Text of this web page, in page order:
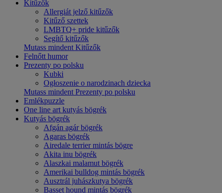
Kitűzők
Allergiát jelző kitűzők
Kitűző szettek
LMBTQ+ pride kitűzők
Segítő kitűzők
Mutass mindent Kitűzők
Felnőtt humor
Prezenty po polsku
Kubki
Ogłoszenie o narodzinach dziecka
Mutass mindent Prezenty po polsku
Emlékpuzzle
One line art kutyás bögrék
Kutyás bögrék
Afgán agár bögrék
Agaras bögrék
Airedale terrier mintás bögre
Akita inu bögrék
Alaszkai malamut bögrék
Amerikai bulldog mintás bögrék
Ausztrál juhászkutya bögrék
Basset hound mintás bögrék